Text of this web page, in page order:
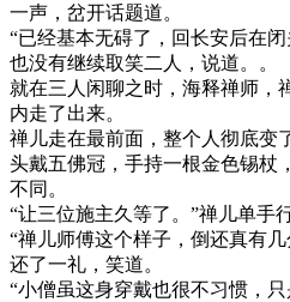
一声，岔开话题道。
“已经基本无碍了，回长安后在
也没有继续取笑二人，说道。。
就在三人闲聊之时，海释禅师，
内走了出来。
禅儿走在最前面，整个人彻底变
头戴五佛冠，手持一根金色锡杖
不同。
“让三位施主久等了。”禅儿单手
“禅儿师傅这个样子，倒还真有
还了一礼，笑道。
“小僧虽这身穿戴也很不习惯，